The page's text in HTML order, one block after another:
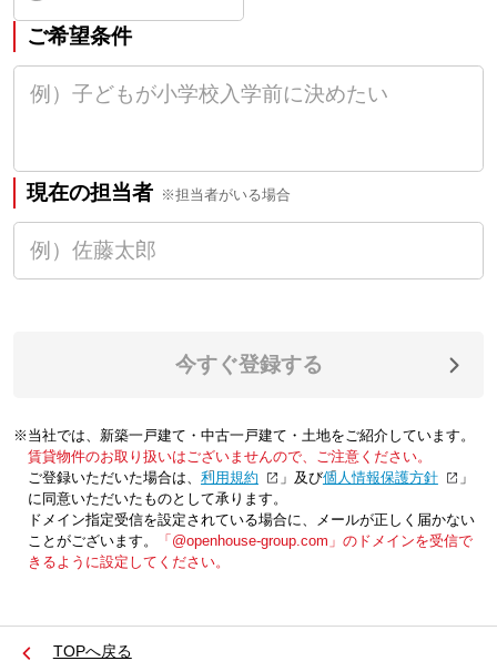
ご希望条件
現在の担当者 ※担当者がいる場合
今すぐ登録する
※当社では、新築一戸建て・中古一戸建て・土地をご紹介しています。
賃貸物件のお取り扱いはございませんので、ご注意ください。
ご登録いただいた場合は、「利用規約 」及び「個人情報保護方針
」
に同意いただいたものとして承ります。
ドメイン指定受信を設定されている場合に、メールが正しく届かない
ことがございます。
「@openhouse-group.com」のドメインを受信で
きるように設定してください。
TOPへ戻る